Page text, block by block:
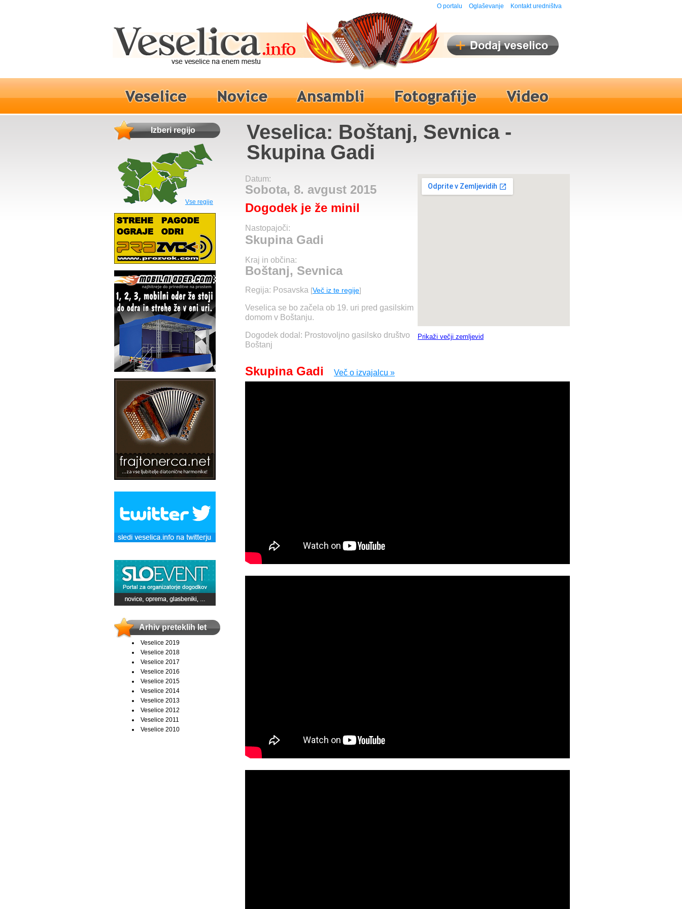
O portalu Oglaševanje Kontakt uredništva
Izberi regijo
Vse regije
Arhiv preteklih let
Veselice 2019
Veselice 2018
Veselice 2017
Veselice 2016
Veselice 2015
Veselice 2014
Veselice 2013
Veselice 2012
Veselice 2011
Veselice 2010
Veselica: Boštanj, Sevnica -
Skupina Gadi
Prikaži večji zemljevid
Datum:
Sobota, 8. avgust 2015
Dogodek je že minil
Nastopajoči:
Skupina Gadi
Kraj in občina:
Boštanj, Sevnica
Regija: Posavska [Več iz te regije]
Veselica se bo začela ob 19. uri pred gasilskim
domom v Boštanju.
Dogodek dodal: Prostovoljno gasilsko društvo
Boštanj
Skupina Gadi Več o izvajalcu »